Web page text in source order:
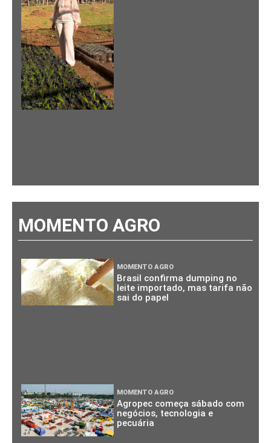
MOMENTO AGRO
MOMENTO AGRO
Brasil confirma dumping no
leite importado, mas tarifa não
sai do papel
MOMENTO AGRO
Agropec começa sábado com
negócios, tecnologia e
pecuária